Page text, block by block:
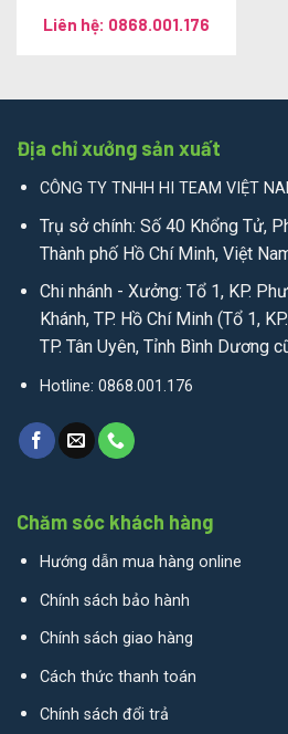
Liên hệ: 0868.001.176
Địa chỉ xưởng sản xuất
CÔNG TY TNHH HI TEAM VIỆT
Trụ sở chính: Số 40 Khổng Tử,
Thành phố Hồ Chí Minh, Việt
Chi nhánh - Xưởng: Tổ 1, KP.
Khánh, TP. Hồ Chí Minh (Tổ 1,
TP. Tân Uyên, Tỉnh Bình Dương
Hotline: 0868.001.176
Chăm sóc khách hàng
Hướng dẫn mua hàng online
Chính sách bảo hành
Chính sách giao hàng
Cách thức thanh toán
Chính sách đổi trả